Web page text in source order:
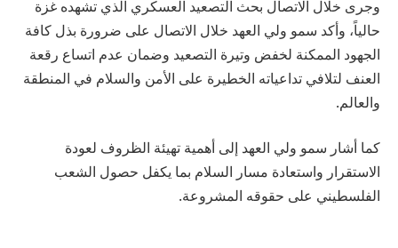
وجرى خلال الاتصال بحث التصعيد العسكري الذي تشهده غزة
حالياً، وأكد سمو ولي العهد خلال الاتصال على ضرورة بذل كافة
الجهود الممكنة لخفض وتيرة التصعيد وضمان عدم اتساع رقعة
العنف لتلافي تداعياته الخطيرة على الأمن والسلام في المنطقة
والعالم.
كما أشار سمو ولي العهد إلى أهمية تهيئة الظروف لعودة
الاستقرار واستعادة مسار السلام بما يكفل حصول الشعب
الفلسطيني على حقوقه المشروعة.